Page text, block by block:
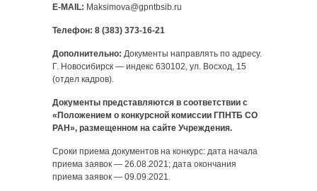
E-MAIL: Maksimova@gpntbsib.ru
Телефон: 8 (383) 373-16-21
Дополнительно: Документы направлять по адресу.
Г. Новосибирск — индекс 630102, ул. Восход, 15
(отдел кадров).
Документы представляются в соответствии с
«Положением о конкурсной комиссии ГПНТБ СО
РАН», размещенном на сайте Учреждения.
Сроки приема документов на конкурс: дата начала
приема заявок — 26.08.2021; дата окончания
приема заявок — 09.09.2021.